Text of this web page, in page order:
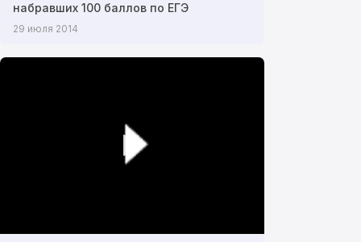
набравших 100 баллов по ЕГЭ
29 июля 2014